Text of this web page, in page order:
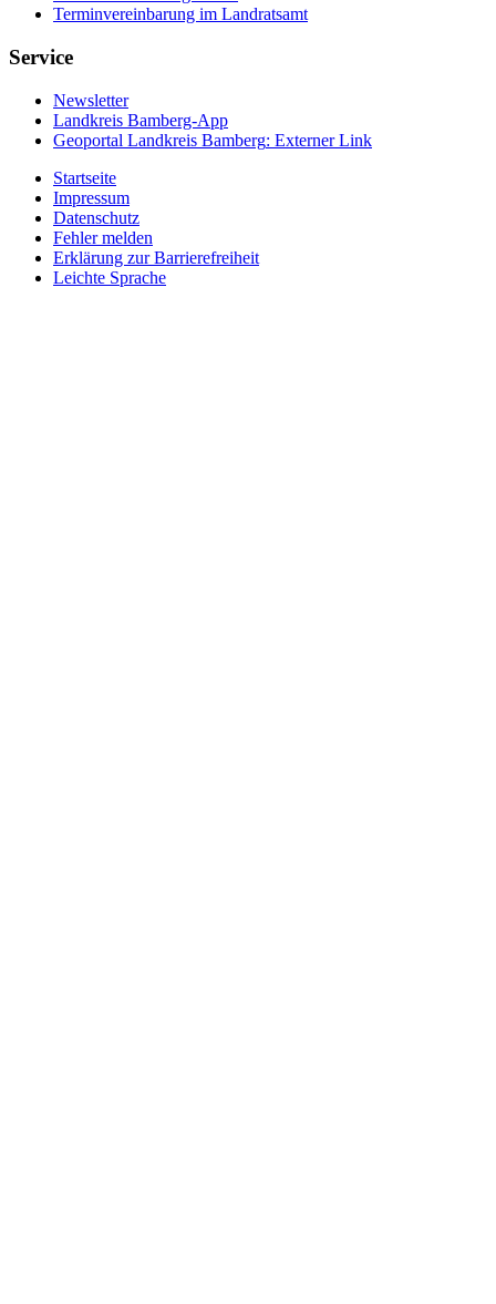
Terminvereinbarung im Landratsamt
Service
Newsletter
Landkreis Bamberg-App
Geoportal Landkreis Bamberg: Externer Link
Startseite
Impressum
Datenschutz
Fehler melden
Erklärung zur Barrierefreiheit
Leichte Sprache